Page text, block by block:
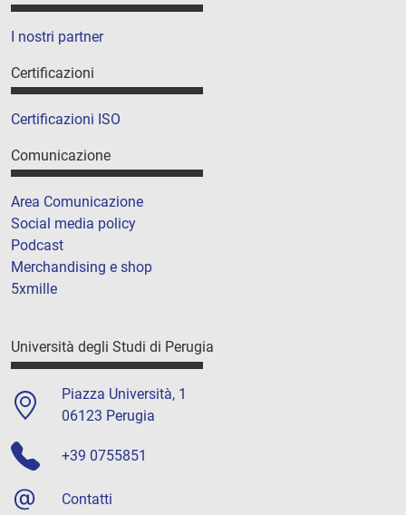
I nostri partner
Certificazioni
Certificazioni ISO
Comunicazione
Area Comunicazione
Social media policy
Podcast
Merchandising e shop
5xmille
Università degli Studi di Perugia
Piazza Università, 1
06123 Perugia
+39 0755851
Contatti